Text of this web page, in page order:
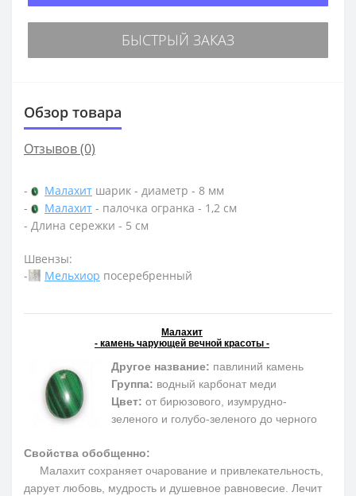
БЫСТРЫЙ ЗАКАЗ
Обзор товара
Отзывов (0)
- Малахит шарик - диаметр - 8 мм
-
Малахит - палочка огранка - 1,2 см
- Длина сережки - 5 см
Швензы:
-
Мельхиор посеребренный
Малахит
- камень чарующей вечной красоты -
Другое название: павлиний камень
Группа: водный карбонат меди
Цвет: от бирюзового, изумрудно-
зеленого и голубо-зеленого до черного
Свойства обобщенно:
Малахит сохраняет очарование и привлекательность,
дарует любовь, мудрость и душевное равновесие. Лечит